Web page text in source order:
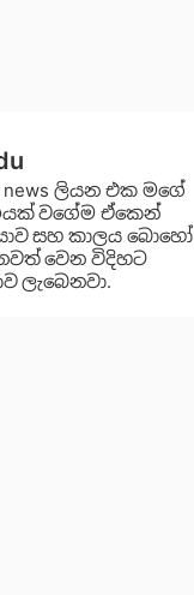
news ලියන එක මගේ
වගේම ඒකෙන්
සහ කාලය බොහෝ
වෙන විදිහට
ලැබෙනවා.